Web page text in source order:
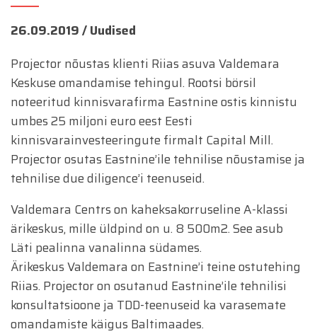
26.09.2019 /Uudised
Projector nõustas klienti Riias asuva Valdemara
Keskuse omandamise tehingul. Rootsi börsil
noteeritud kinnisvarafirma Eastnine ostis kinnistu
umbes 25 miljoni euro eest Eesti
kinnisvarainvesteeringute firmalt Capital Mill.
Projector osutas Eastnine’ile tehnilise nõustamise ja
tehnilise due diligence’i teenuseid.
Valdemara Centrs on kaheksakorruseline A-klassi
ärikeskus, mille üldpind on u. 8 500m2. See asub
Läti pealinna vanalinna südames.
Ärikeskus Valdemara on Eastnine’i teine ostutehing
Riias. Projector on osutanud Eastnine’ile tehnilisi
konsultatsioone ja TDD-teenuseid ka varasemate
omandamiste käigus Baltimaades.